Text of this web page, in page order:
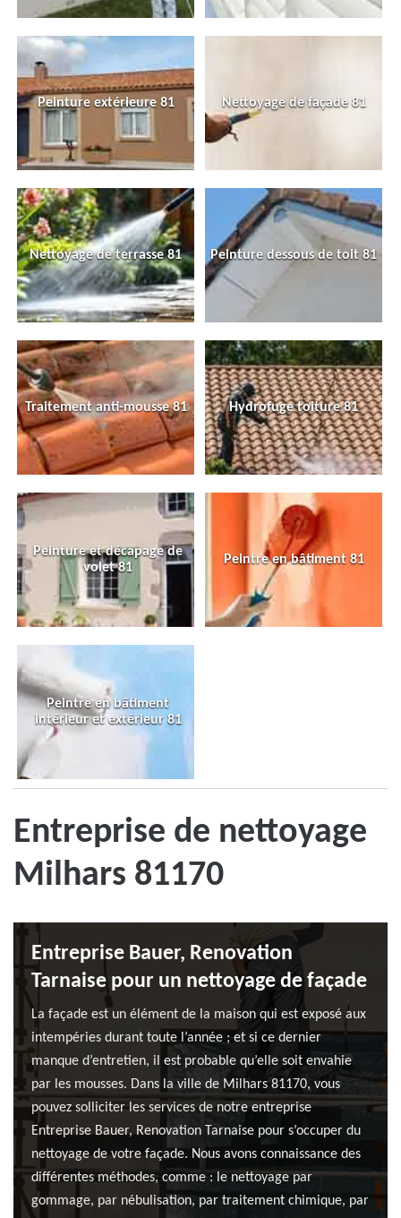
Peinture extérieure 81 Nettoyage de façade 81
Nettoyage de terrasse 81 Peinture dessous de toit 81
Traitement anti-mousse 81 Hydrofuge toiture 81
Peinture et décapage de
volet 81
Peintre en bâtiment 81
Peintre en bâtiment
intérieur et extérieur 81
Entreprise de nettoyage
Milhars 81170
Entreprise Bauer, Renovation
Tarnaise pour un nettoyage de façade
La façade est un élément de la maison qui est exposé aux
intempéries durant toute l’année ; et si ce dernier
manque d’entretien, il est probable qu’elle soit envahie
par les mousses. Dans la ville de Milhars 81170, vous
pouvez solliciter les services de notre entreprise
Entreprise Bauer, Renovation Tarnaise pour s’occuper du
nettoyage de votre façade. Nous avons connaissance des
différentes méthodes, comme : le nettoyage par
gommage, par nébulisation, par traitement chimique, par